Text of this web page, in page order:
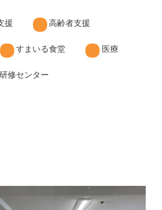
援 高齢者支援
すまいる食堂 医療
研修センター